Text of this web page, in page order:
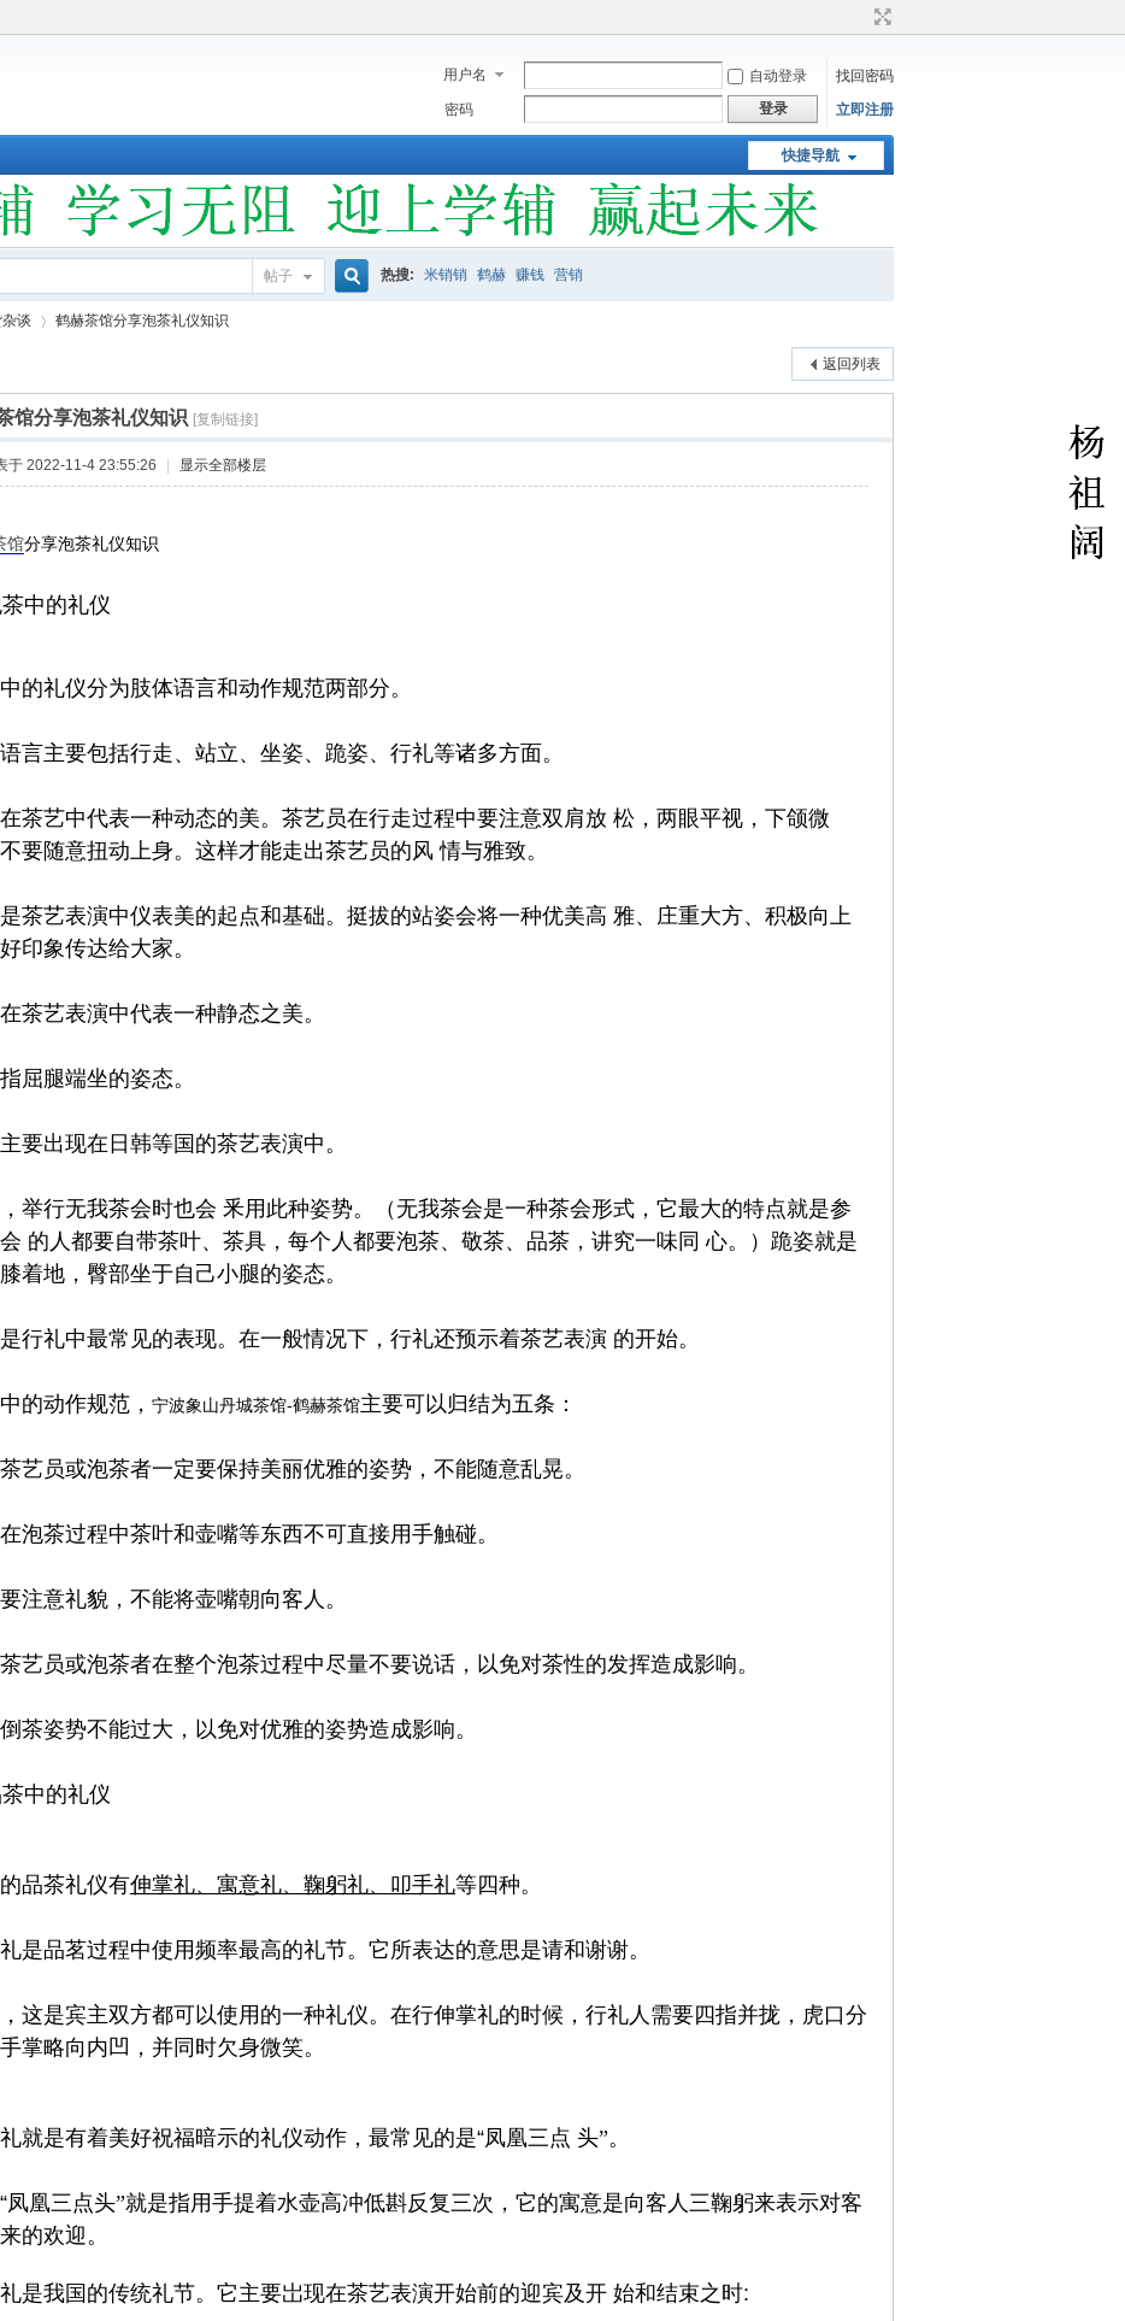
用户名 自动登录
找回密码
密码
登录 立即注册
快捷导航
帖子 热搜: 米销销 鹤赫 赚钱 营销
谈
›
鹤赫茶馆分享泡茶礼仪知识
返回列表
馆分享泡茶礼仪知识 [复制链接]
于 2022-11-4 23:55:26 显示全部楼层
馆分享泡茶礼仪知识
中的礼仪
的礼仪分为肢体语言和动作规范两部分。
言主要包括行走、站立、坐姿、跪姿、行礼等诸多方面。
茶艺中代表一种动态的美。茶艺员在行走过程中要注意双肩放 松，两眼平视，下颌微
要随意扭动上身。这样才能走出茶艺员的风 情与雅致。
茶艺表演中仪表美的起点和基础。挺拔的站姿会将一种优美高 雅、庄重大方、积极向上
印象传达给大家。
茶艺表演中代表一种静态之美。
屈腿端坐的姿态。
要出现在日韩等国的茶艺表演中。
举行无我茶会时也会 釆用此种姿势。（无我茶会是一种茶会形式，它最大的特点就是参
的人都要自带茶叶、茶具，每个人都要泡茶、敬茶、品茶，讲究一味同 心。）跪姿就是
着地，臀部坐于自己小腿的姿态。
行礼中最常见的表现。在一般情况下，行礼还预示着茶艺表演 的开始。
的动作规范， 宁波象山丹城茶馆-鹤赫茶馆主要可以归结为五条：
艺员或泡茶者一定要保持美丽优雅的姿势，不能随意乱晃。
泡茶过程中茶叶和壶嘴等东西不可直接用手触碰。
注意礼貌，不能将壶嘴朝向客人。
艺员或泡茶者在整个泡茶过程中尽量不要说话，以免对茶性的发挥造成影响。
茶姿势不能过大，以免对优雅的姿势造成影响。
中的礼仪
品茶礼仪有伸掌礼、寓意礼、鞠躬礼、叩手礼等四种。
是品茗过程中使用频率最高的礼节。它所表达的意思是请和谢谢。
这是宾主双方都可以使用的一种礼仪。在行伸掌礼的时候，行礼人需要四指并拢，虎口分
掌略向内凹，并同时欠身微笑。
就是有着美好祝福暗示的礼仪动作，最常见的是“凤凰三点 头”。
“凤凰三点头”就是指用手提着水壶高冲低斟反复三次，它的寓意是向客人三鞠躬来表示对客
的欢迎。
是我国的传统礼节。它主要岀现在茶艺表演开始前的迎宾及开 始和结束之时: